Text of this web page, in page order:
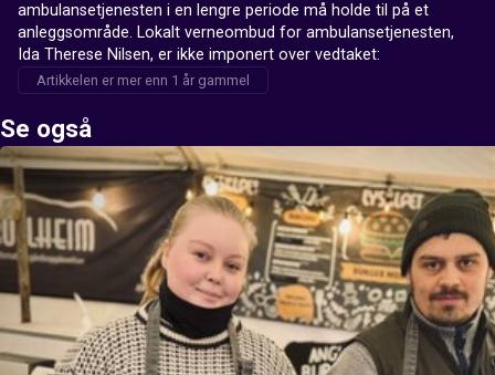
ambulansetjenesten i en lengre periode må holde til på et
anleggsområde. Lokalt verneombud for ambulansetjenesten,
Ida Therese Nilsen, er ikke imponert over vedtaket:
Artikkelen er mer enn 1 år gammel
Se også